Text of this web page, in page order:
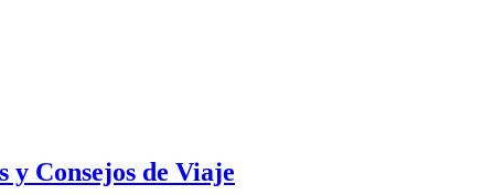
y Consejos de Viaje